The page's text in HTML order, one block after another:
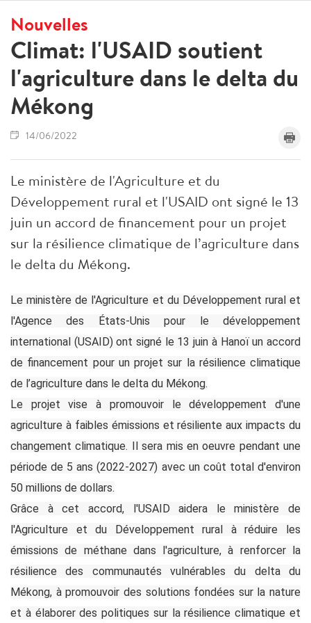
Nouvelles
Climat: l'USAID soutient
l'agriculture dans le delta du
Mékong
14/06/2022
Le ministère de l'Agriculture et du
Développement rural et l'USAID ont signé le 13
juin un accord de financement pour un projet
sur la résilience climatique de l’agriculture dans
le delta du Mékong.
Le ministère de l'Agriculture et du Développement rural et
l'Agence des États-Unis pour le développement
international (USAID) ont signé le 13 juin à Hanoï un accord
de financement pour un projet sur la résilience climatique
de l’agriculture dans le delta du Mékong.
Le projet vise à promouvoir le développement d'une
agriculture à faibles émissions et résiliente aux impacts du
changement climatique. Il sera mis en oeuvre pendant une
période de 5 ans (2022-2027) avec un coût total d'environ
50 millions de dollars.
Grâce à cet accord, l'USAID aidera le ministère de
l'Agriculture et du Développement rural à réduire les
émissions de méthane dans l'agriculture, à renforcer la
résilience des communautés vulnérables du delta du
Mékong, à promouvoir des solutions fondées sur la nature
et à élaborer des politiques sur la résilience climatique et